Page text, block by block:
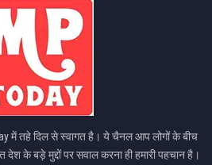
में तहे दिल से स्वागत है। ये चैनल आप लोगों के बीच
के बड़े मुद्दों पर सवाल करना ही हमारी पहचान है।